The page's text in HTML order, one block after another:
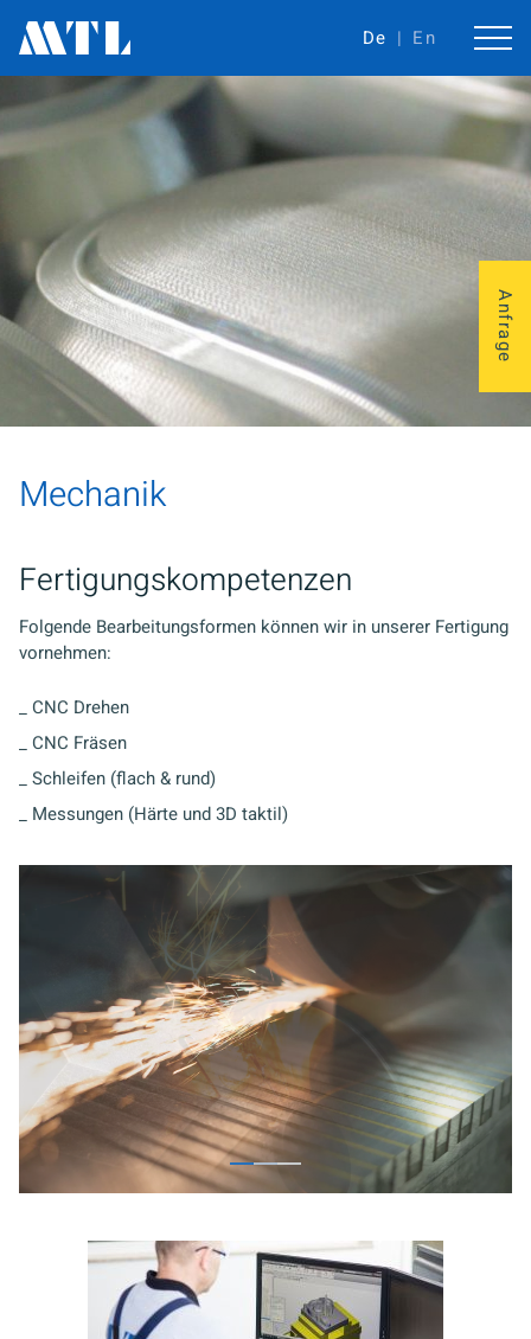
De En
Mechanik
Fertigungskompetenzen
Folgende Bearbeitungsformen können wir in unserer Fertigung
vornehmen:
_ CNC Drehen
_ CNC Fräsen
_ Schleifen (flach & rund)
_ Messungen (Härte und 3D taktil)
Anfrage